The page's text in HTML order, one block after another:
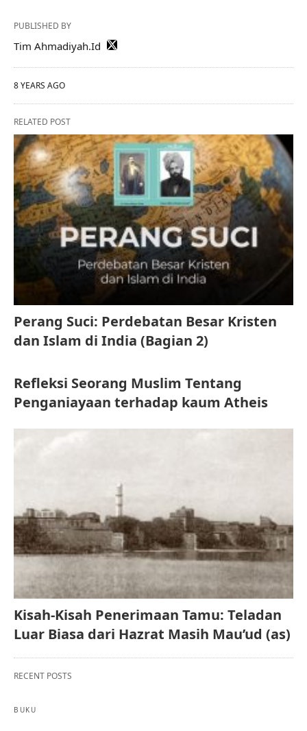
PUBLISHED BY
Tim Ahmadiyah.Id
8 YEARS AGO
RELATED POST
Perang Suci: Perdebatan Besar Kristen
dan Islam di India (Bagian 2)
Refleksi Seorang Muslim Tentang
Penganiayaan terhadap kaum Atheis
Kisah-Kisah Penerimaan Tamu: Teladan
Luar Biasa dari Hazrat Masih Mau’ud (as)
RECENT POSTS
BUKU